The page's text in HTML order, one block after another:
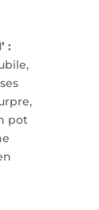
:
pot